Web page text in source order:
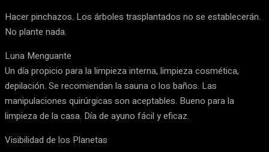
Hacer pinchazos. Los árboles trasplantados no se establecerán.
No plante nada.
Luna Menguante
Un día propicio para la limpieza interna, limpieza cosmética,
depilación. Se recomiendan la sauna o los baños. Las
manipulaciones quirúrgicas son aceptables. Bueno para la
limpieza de la casa. Día de ayuno fácil y eficaz.
Visibilidad de los Planetas